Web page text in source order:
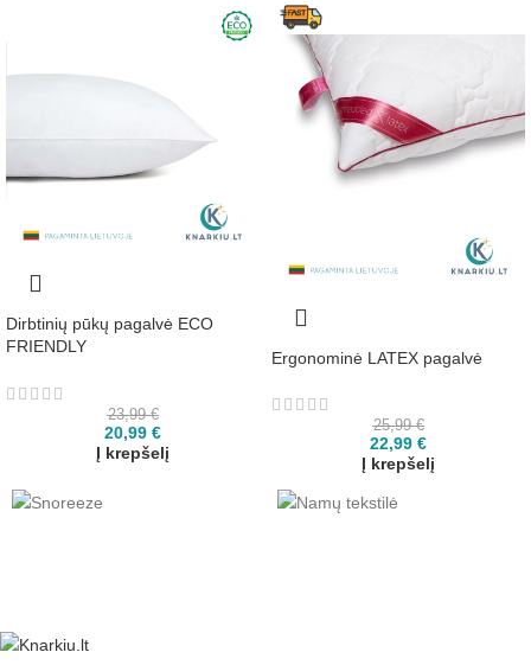
Dirbtinių pūkų pagalvė ECO
FRIENDLY
23,99€
20,99 €
Į krepšelį
Ergonominė LATEX pagalvė
25,99€
22,99 €
Į krepšelį